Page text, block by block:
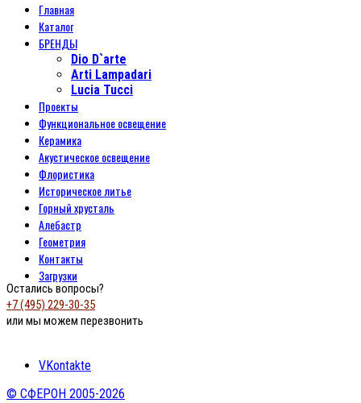
Главная
Каталог
БРЕНДЫ
Dio D`arte
Arti Lampadari
Lucia Tucci
Проекты
Функциональное освещение
Керамика
Акустическое освещение
Флористика
Историческое литье
Горный хрусталь
Алебастр
Геометрия
Контакты
Загрузки
Остались вопросы?
+7 (495) 229-30-35
или мы можем перезвонить
VKontakte
© СФЕРОН 2005-2026